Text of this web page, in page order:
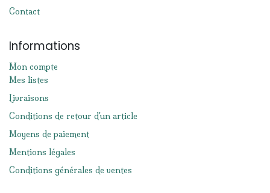
Contact
Informations
Mon compte
Mes listes
Livraisons
Conditions de retour d'un article
Moyens de paiement
Mentions légales
Conditions générales de ventes